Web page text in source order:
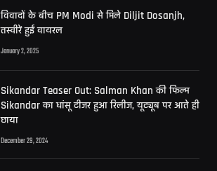
विवादों के बीच PM Modi से मिले Diljit Dosanjh,
तस्वीरें हुईं वायरल
January 2, 2025
Sikandar Teaser Out: Salman Khan की फिल्म
Sikandar का धांसू टीजर हुआ रिलीज, यूट्यूब पर आते ही
छाया
December 29, 2024